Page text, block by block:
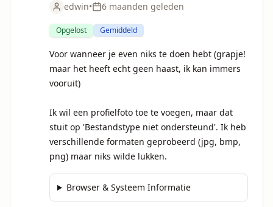
edwin• 6 maanden geleden
Opgelost Gemiddeld
Voor wanneer je even niks te doen hebt (grapje!
maar het heeft echt geen haast, ik kan immers
vooruit)
Ik wil een profielfoto toe te voegen, maar dat
stuit op 'Bestandstype niet ondersteund'. Ik heb
verschillende formaten geprobeerd (jpg, bmp,
png) maar niks wilde lukken.
Browser & Systeem Informatie